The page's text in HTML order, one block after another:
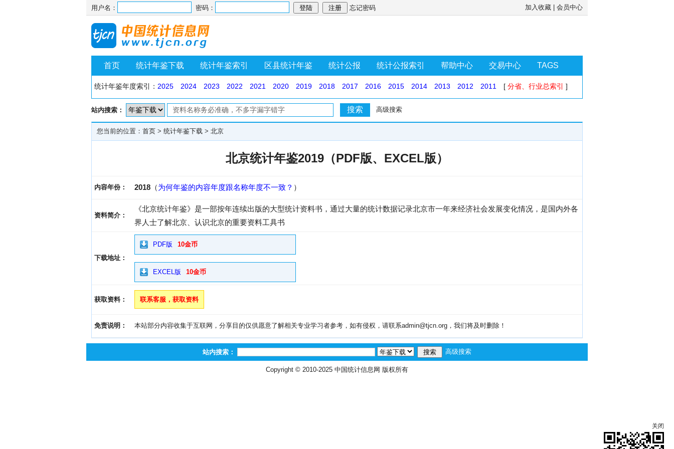
用户名： 密码： 忘记密码 加入收藏 会员中心
首页 统计年鉴下载 统计年鉴索引 区县统计年鉴 统计公报 统计公报索引 帮助中心 交易中心 TAGS
统计年鉴年度索引： 2025 2024 2023 2022 2021 2020 2019 2018 2017 2016 2015 2014 2013 2012 2011 [ 分省、行业总索引 ]
站内搜索： 高级搜索
您当前的位置： 首页 > 统计年鉴下载 > 北京
北京统计年鉴2019（PDF版、EXCEL版）
内容年份： 2018 （为何年鉴的内容年度跟名称年度不一致？ ）
资料简介：
《北京统计年鉴》是一部按年连续出版的大型统计资料书，通过大量的统计数据记录北京市一年来经济社会发展变化情况，是国内外各
界人士了解北京、认识北京的重要资料工具书
下载地址：
PDF版 10金币
EXCEL版 10金币
获取资料： 联系客服，获取资料
免责说明： 本站部分内容收集于互联网，分享目的仅供愿意了解相关专业学习者参考，如有侵权，请联系admin@tjcn.org，我们将及时删除！
站内搜索： 高级搜索
Copyright © 2010-2025 中国统计信息网 版权所有
关闭